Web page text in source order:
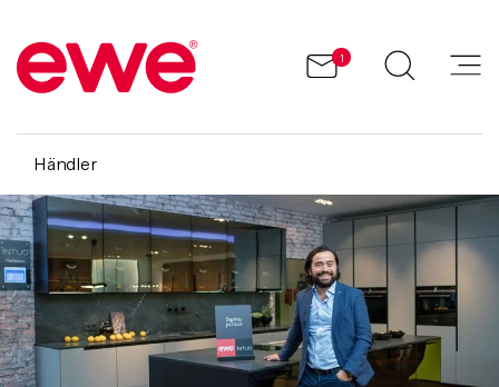
1
Händler